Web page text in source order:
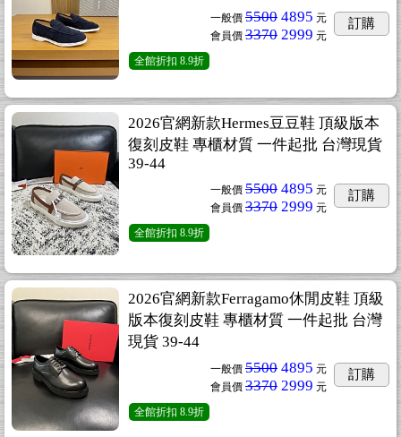
一般價 5500 4895 元
會員價 3370 2999 元
訂購
全館折扣 8.9折
2026官網新款Hermes豆豆鞋 頂級版本
復刻皮鞋 專櫃材質 一件起批 台灣現貨
39-44
一般價 5500 4895 元
會員價 3370 2999 元
訂購
全館折扣 8.9折
2026官網新款Ferragamo休閒皮鞋 頂級
版本復刻皮鞋 專櫃材質 一件起批 台灣
現貨 39-44
一般價 5500 4895 元
會員價 3370 2999 元
訂購
全館折扣 8.9折